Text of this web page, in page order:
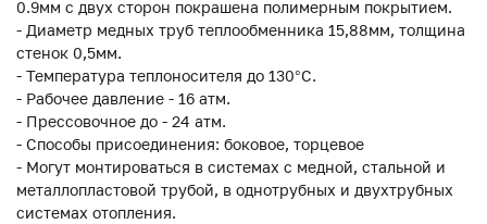
0.9мм с двух сторон покрашена полимерным покрытием.
- Диаметр медных труб теплообменника 15,88мм, толщина
стенок 0,5мм.
- Температура теплоносителя до 130°C.
- Рабочее давление - 16 атм.
- Прессовочное до - 24 атм.
- Способы присоединения: боковое, торцевое
- Могут монтироваться в системах с медной, стальной и
металлопластовой трубой, в однотрубных и двухтрубных
системах отопления.